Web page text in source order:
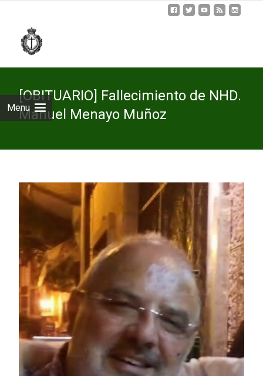
Menu
[OBITUARIO] Fallecimiento de NHD.
Manuel Menayo Muñoz